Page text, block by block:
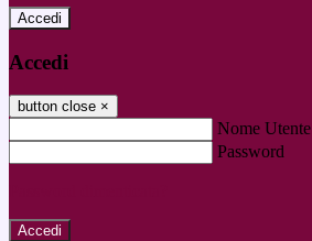
Accedi
Accedi
button close ×
Nome Utente
Password